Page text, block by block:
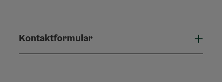
Kontaktformular